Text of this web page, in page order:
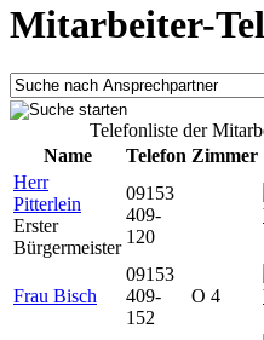
Mitarbeiter-
Telefonliste der
Name
Telefon Zimmer
Herr
Pitterlein
Erster
Bürgermeister
09153
409-
120
Frau Bisch
09153
409-
152
O 4